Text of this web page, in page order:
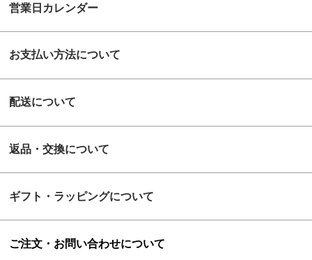
営業日カレンダー
お支払い方法について
配送について
返品・交換について
ギフト・ラッピングについて
ご注文・お問い合わせについて